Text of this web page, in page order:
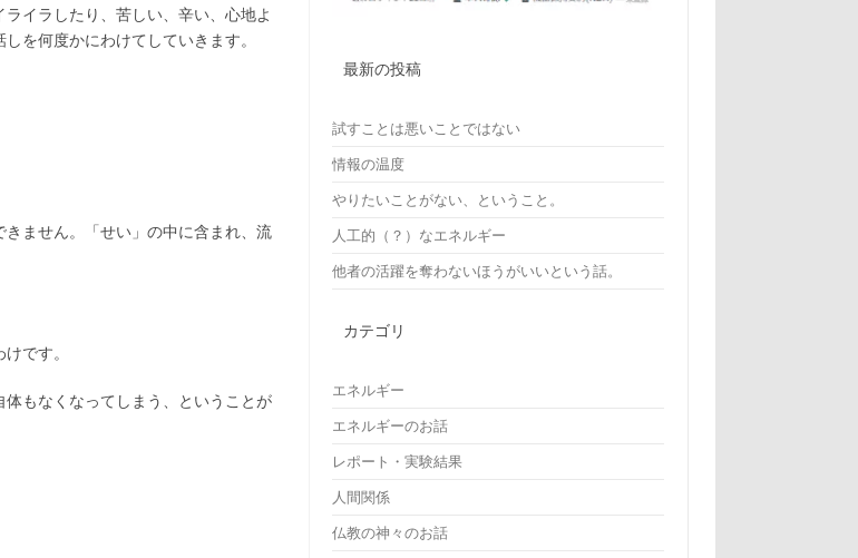
イラしたり、苦しい、辛い、心地よ
を何度かにわけてしていきます。
ません。「せい」の中に含まれ、流
です。
体もなくなってしまう、ということが
最新の投稿
試すことは悪いことではない
情報の温度
やりたいことがない、ということ。
人工的（？）なエネルギー
他者の活躍を奪わないほうがいいという話。
カテゴリ
エネルギー
エネルギーのお話
レポート・実験結果
人間関係
仏教の神々のお話